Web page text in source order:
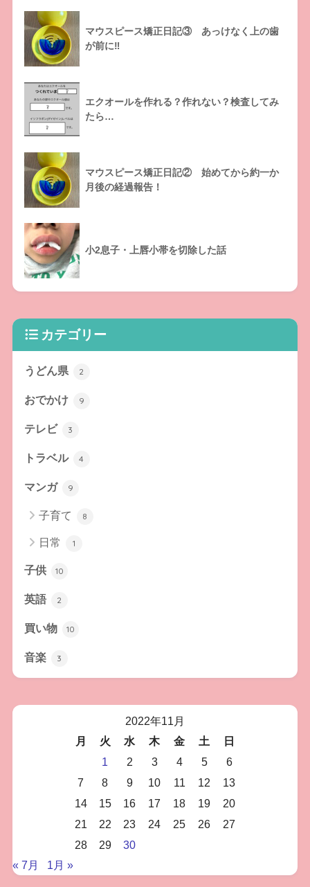
マウスピース矯正日記③ あっけなく上の歯
が前に‼
エクオールを作れる？作れない？検査してみ
たら…
マウスピース矯正日記② 始めてから約一か
月後の経過報告！
小2息子・上唇小帯を切除した話
カテゴリー
うどん県 2
おでかけ 9
テレビ 3
トラベル 4
マンガ 9
子育て 8
日常 1
子供 10
英語 2
買い物 10
音楽 3
2022年11月
月
火 水 木 金 土
日
1
2 3 4 5
6
7
8 9 10 11 12
13
14
15 16 17 18 19
20
21
22 23 24 25 26
27
28
29
30
« 7月
1月 »